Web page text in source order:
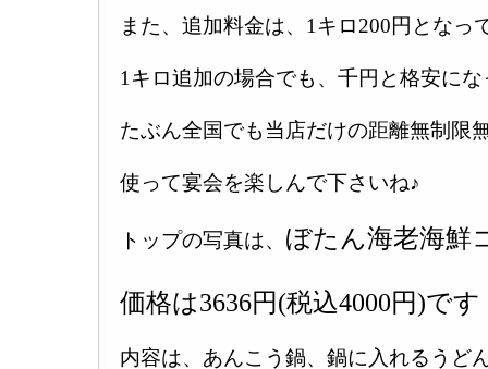
また、追加料金は、1キロ200円となっ
1キロ追加の場合でも、千円と格安に
たぶん全国でも当店だけの距離無制限
使って宴会を楽しんで下さいね♪
トップの写真は、 ぼたん海老海鮮
価格は3636円(税込4000円)です
内容は、あんこう鍋、鍋に入れるうど